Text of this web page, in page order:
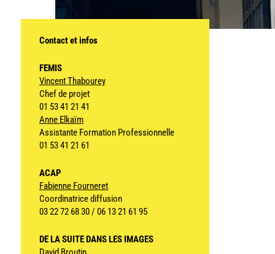
Contact et infos
FEMIS
Vincent Thabourey
Chef de projet
01 53 41 21 41
Anne Elkaïm
Assistante Formation Professionnelle
01 53 41 21 61
ACAP
Fabienne Fourneret
Coordinatrice diffusion
03 22 72 68 30 / 06 13 21 61 95
DE LA SUITE DANS LES IMAGES